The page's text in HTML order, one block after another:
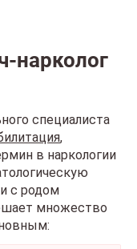
нарколог
специалиста
,
в наркологии
с родом
множество